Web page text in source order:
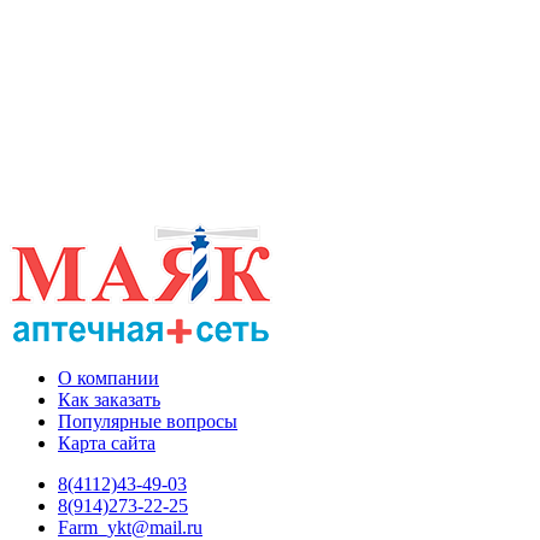
О компании
Как заказать
Популярные вопросы
Карта сайта
8(4112)43-49-03
8(914)273-22-25
Farm_ykt@mail.ru